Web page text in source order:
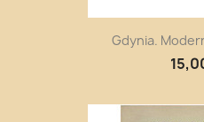
Gdynia.